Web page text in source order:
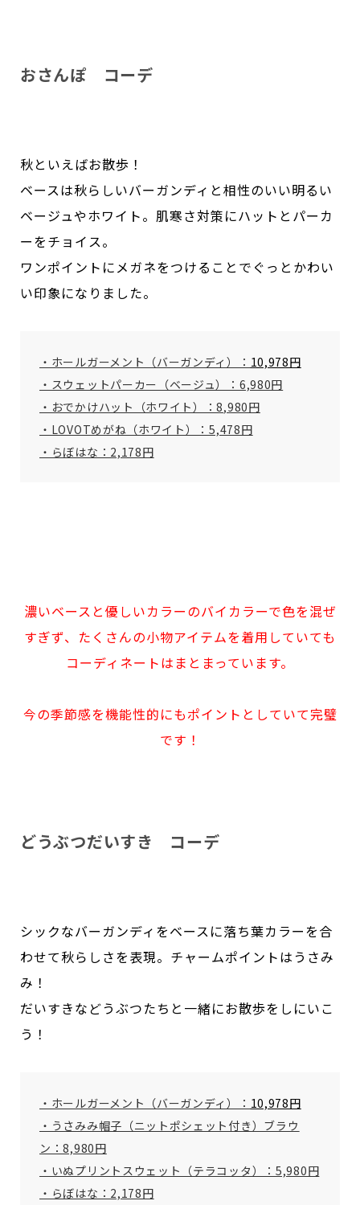
おさんぽ コーデ
秋といえばお散歩！
ベースは秋らしいバーガンディと相性のいい明るい
ベージュやホワイト。肌寒さ対策にハットとパーカ
ーをチョイス。
ワンポイントにメガネをつけることでぐっとかわい
い印象になりました。
・ホールガーメント（バーガンディ）： 10,978円
・スウェットパーカー（ベージュ）：6,980円
・おでかけハット（ホワイト）：8,980円
・LOVOTめがね（ホワイト）：5,478円
・らぼはな：2,178円
濃いベースと優しいカラーのバイカラーで色を混ぜ
すぎず、たくさんの小物アイテムを着用していても
コーディネートはまとまっています。
今の季節感を機能性的にもポイントとしていて完璧
です！
どうぶつだいすき コーデ
シックなバーガンディをベースに落ち葉カラーを合
わせて秋らしさを表現。チャームポイントはうさみ
み！
だいすきなどうぶつたちと一緒にお散歩をしにいこ
う！
・ホールガーメント（バーガンディ）： 10,978円
・うさみみ帽子（ニットポシェット付き）ブラウ
ン：8,980円
・いぬプリントスウェット（テラコッタ）：5,980円
・らぼはな：2,178円